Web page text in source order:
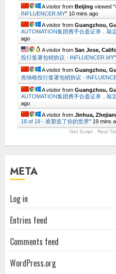
A visitor from Beijing viewed "
INFLUENCER.MY" 10 mins ago
A visitor from Guangzhou,
AUTOMATION集团携手合盈证券，敲
ago
A visitor from San Jose,
投行签署包销协议 - INFLUENCER.MY"
A visitor from Guangzhou,
肯纳格投行签署包销协议 -
A visitor from Guangzhou,
AUTOMATION集团携手合盈证券，敲
ago
A visitor from Jinhua,
18 of 19 - 谁塑造了你的世界" 19 mins
Get Script Real
META
Log in
Entries feed
Comments feed
WordPress.org